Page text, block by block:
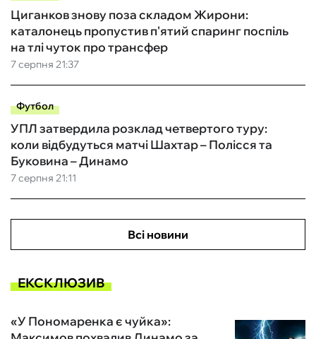
7 серпня 21:37
Циганков знову поза складом Жирони:
каталонець пропустив п'ятий спаринг поспіль
на тлі чуток про трансфер
Футбол
7 серпня 21:11
УПЛ затвердила розклад четвертого туру:
коли відбудуться матчі Шахтар – Полісся та
Буковина – Динамо
Всі новини
ЕКСКЛЮЗИВ
«У Пономаренка є чуйка»: